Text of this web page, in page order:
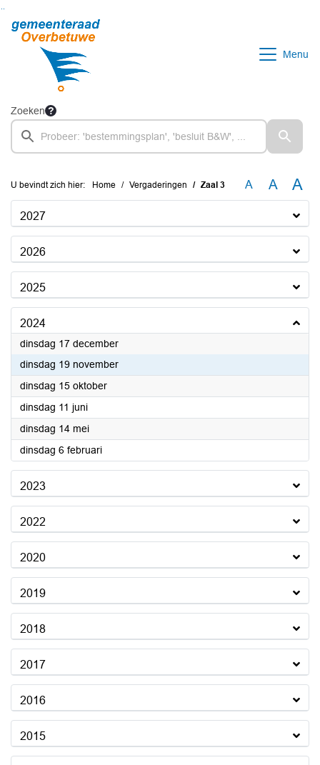
Menu
Zoeken
U bevindt zich hier: Home Vergaderingen Zaal 3 A A A
2027
2026
2025
2024
dinsdag 17 december2024
dinsdag 19 november2024
dinsdag 15 oktober2024
dinsdag 11 juni2024
dinsdag 14 mei2024
dinsdag 6 februari2024
2023
2022
2020
2019
2018
2017
2016
2015